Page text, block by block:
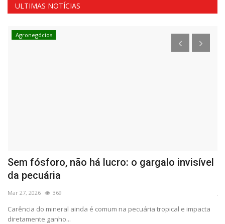
ULTIMAS NOTÍCIAS
Agronegócios
Sem fósforo, não há lucro: o gargalo invisível
da pecuária
Mar 27, 2026 369
Carência do mineral ainda é comum na pecuária tropical e impacta
diretamente ganho...